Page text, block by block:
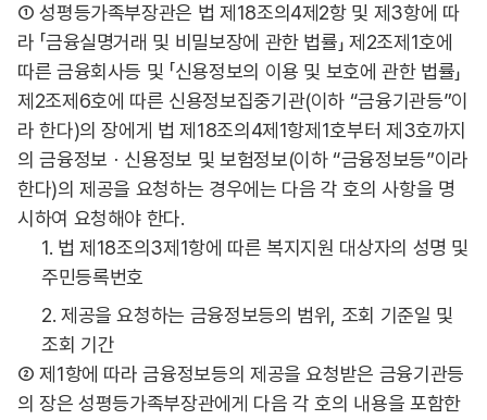
① 성평등가족부장관은 법 제18조의4제2항 및 제3항에 따
라 「금융실명거래 및 비밀보장에 관한 법률」 제2조제1호에
따른 금융회사등 및 「신용정보의 이용 및 보호에 관한 법률」
제2조제6호에 따른 신용정보집중기관(이하 “금융기관등”이
라 한다)의 장에게 법 제18조의4제1항제1호부터 제3호까지
의 금융정보ㆍ신용정보 및 보험정보(이하 “금융정보등”이라
한다)의 제공을 요청하는 경우에는 다음 각 호의 사항을 명
시하여 요청해야 한다.
1. 법 제18조의3제1항에 따른 복지지원 대상자의 성명 및
주민등록번호
2. 제공을 요청하는 금융정보등의 범위, 조회 기준일 및
조회 기간
② 제1항에 따라 금융정보등의 제공을 요청받은 금융기관등
의 장은 성평등가족부장관에게 다음 각 호의 내용을 포함한